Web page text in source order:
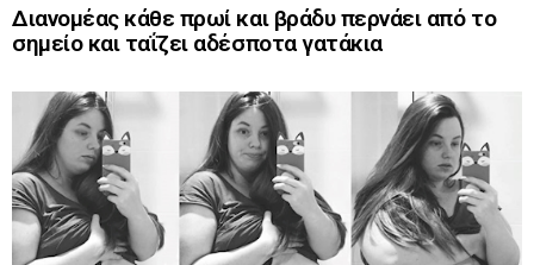
Διανομέας κάθε πρωί και βράδυ περνάει από το
σημείο και ταΐζει αδέσποτα γατάκια